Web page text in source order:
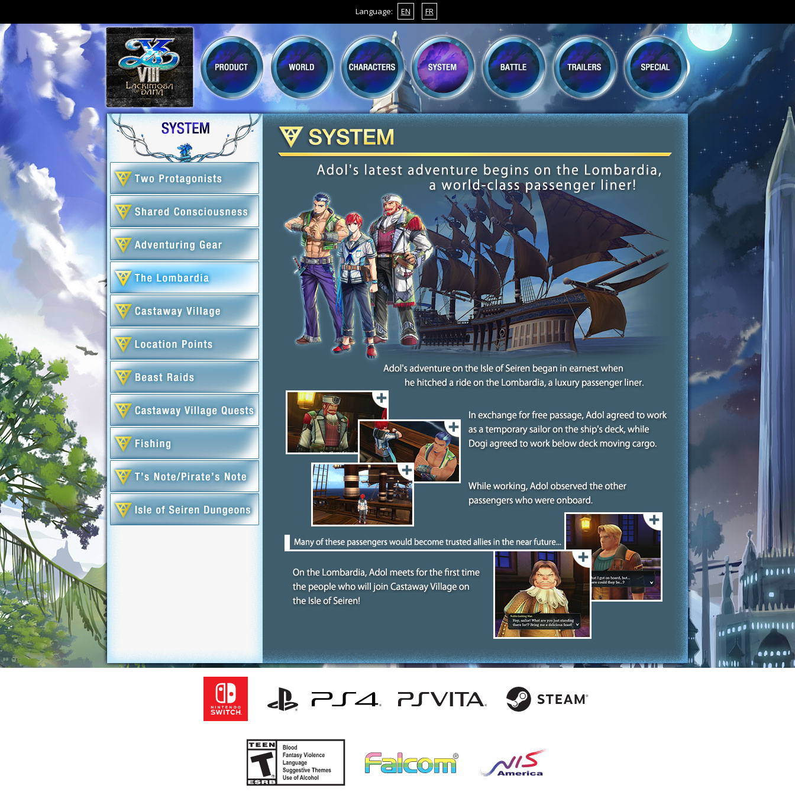
Language: EN FR